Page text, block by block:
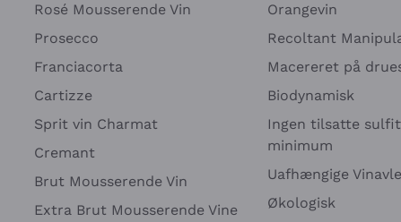
Rosé Mousserende Vin
Prosecco
Franciacorta
Cartizze
Sprit vin Charmat
Cremant
Brut Mousserende Vin
Extra Brut Mousserende Vine
Orangevin
Recoltant
Macereret på
Biodynamisk
Ingen tilsatte
minimum
Uafhængige
Økologisk